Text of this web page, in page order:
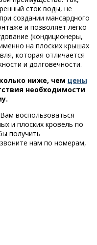
сток воды, не
создании мансардного
и позволяет легко
(кондиционеры,
на плоских крышах
которая отличается
и долговечности.
ниже, чем цены
необходимости
воспользоваться
и плоских кровель по
получить
нам по номерам,